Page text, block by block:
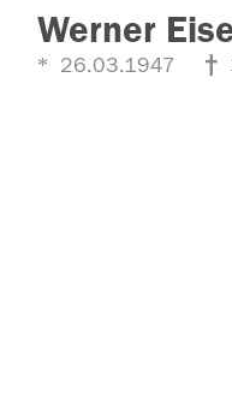
Werner
26.03.1947